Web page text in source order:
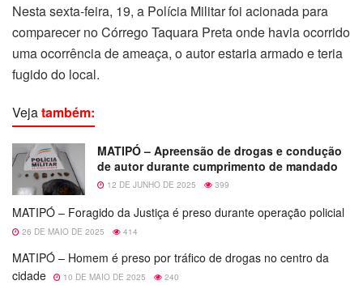
Nesta sexta-feira, 19, a Polícia Militar foi acionada para
comparecer no Córrego Taquara Preta onde havia ocorrido
uma ocorrência de ameaça, o autor estaria armado e teria
fugido do local.
Vejatambém:
MATIPÓ – Apreensão de drogas e condução
de autor durante cumprimento de mandado
12 DE JUNHO DE 2025 399
MATIPÓ – Foragido da Justiça é preso durante operação policial
26 DE MAIO DE 2025 414
MATIPÓ – Homem é preso por tráfico de drogas no centro da
cidade
10 DE MAIO DE 2025 240